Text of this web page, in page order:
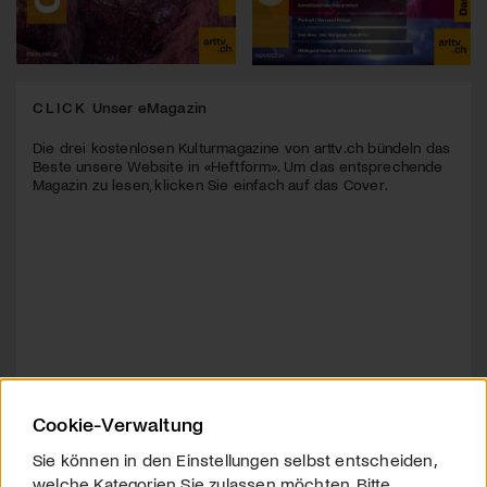
CLICK Unser eMagazin
Die drei kostenlosen Kulturmagazine von arttv.ch bündeln das
Beste unsere Website in «Heftform». Um das entsprechende
Magazin zu lesen, klicken Sie einfach auf das Cover.
Cookie-Verwaltung
Sie können in den Einstellungen selbst entscheiden,